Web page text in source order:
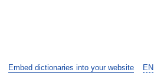
EN
Embed dictionaries into your website